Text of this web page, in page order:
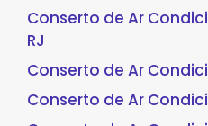
Conserto de Ar
RJ
Conserto de Ar
Conserto de Ar